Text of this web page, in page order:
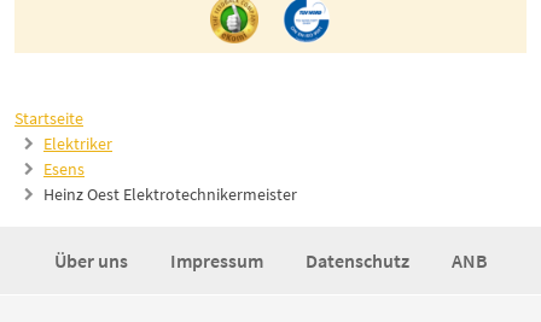
Startseite
Elektriker
Esens
Heinz Oest Elektrotechnikermeister
Über uns Impressum Datenschutz ANB